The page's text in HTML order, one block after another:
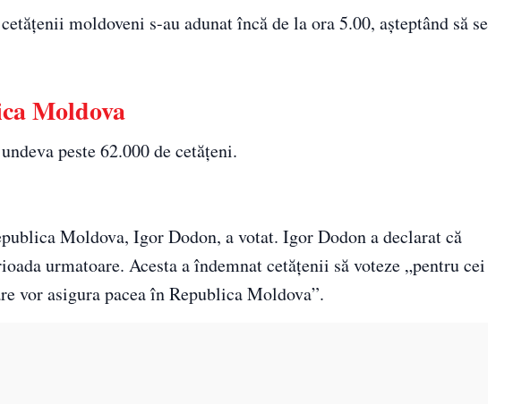
moldoveni s-au adunat încă de la ora 5.00, așteptând să se
Moldova
peste 62.000 de cetățeni.
Moldova, Igor Dodon, a votat. Igor Dodon a declarat că
urmatoare. Acesta a îndemnat cetăţenii să voteze „pentru cei
vor asigura pacea în Republica Moldova”.